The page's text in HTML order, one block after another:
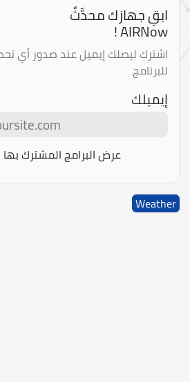
ابقِ جهازك محدَّثً
AIRNow !
اشترك ليصلك إيميل عند صدور أي
للبرنامج
إيميلك
عرض البرامج المشترك بها
Weather